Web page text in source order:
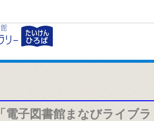
「電子図書館まなびライブ